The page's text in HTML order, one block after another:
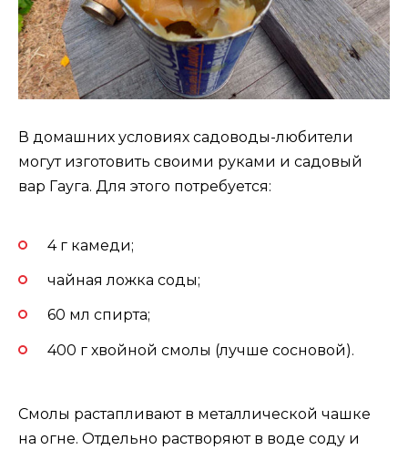
В домашних условиях садоводы-любители
могут изготовить своими руками и садовый
вар Гауга. Для этого потребуется:
4 г камеди;
чайная ложка соды;
60 мл спирта;
400 г хвойной смолы (лучше сосновой).
Смолы растапливают в металлической чашке
на огне. Отдельно растворяют в воде соду и